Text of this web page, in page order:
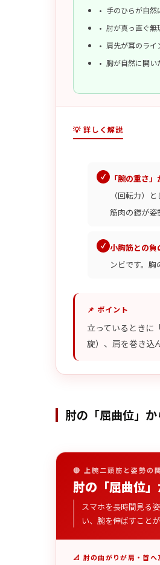
手のひらが自然
肘が真っ直ぐ無
肩先が耳のライ
胸が自然に開い
💡 詳しく解説
「腕の重さ
（回転力）
筋肉の鎧が姿
小胸筋との負
ンビです。
📌 ポイント
立っているときに
旋）、肩を巻き込
肘の「屈曲位」
🔴 上腕二頭筋と姿勢の
肘の「屈曲位
スマホを長時間見る
い、腕を伸ばすこと
📐 肘の曲がりが肩・首へ